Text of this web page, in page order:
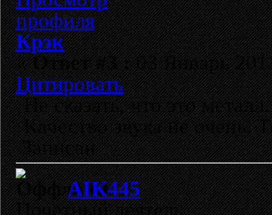
Крэк
«Ответ #3 :03 Январь
Цитировать
Не сказать, что это
Качество звука не очень.
Записан
AIK445
Почетный деятель